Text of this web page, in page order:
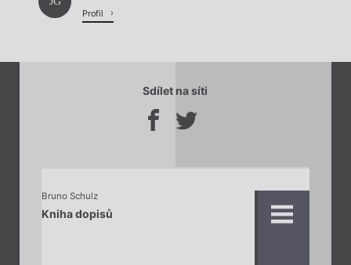
Profil
Sdílet na síti
Bruno Schulz
Kniha dopisů